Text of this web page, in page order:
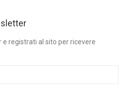
registrati al sito per ricevere